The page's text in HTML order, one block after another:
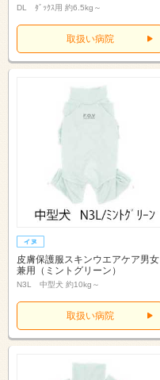
DL ﾀﾞｯｸｽ用 約6.5kg～
取扱い病院
皮膚保護服スキンウエアケア男女
兼用（ミントグリーン）
N3L 中型犬 約10kg～
取扱い病院